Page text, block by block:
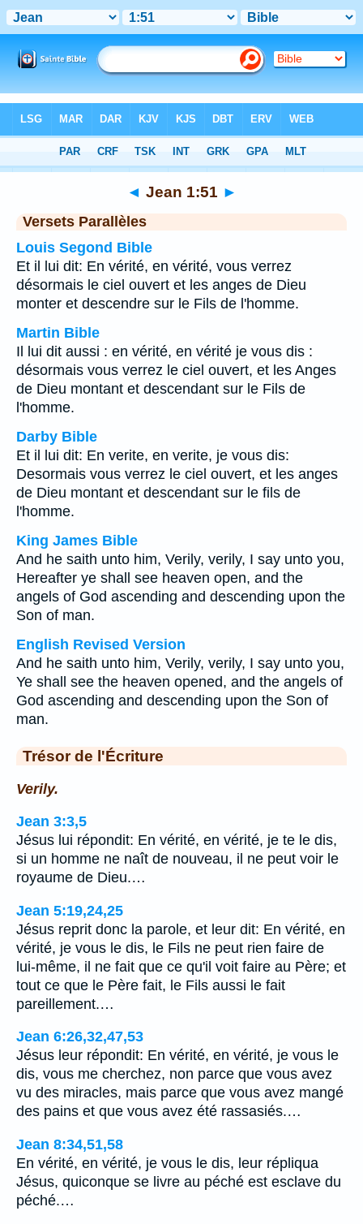
Chapitre 1> Verset 51
◄ Jean 1:51 ►
Versets Parallèles
Louis Segond Bible
Et il lui dit: En vérité, en vérité, vous verrez
désormais le ciel ouvert et les anges de Dieu
monter et descendre sur le Fils de l'homme.
Martin Bible
Il lui dit aussi : en vérité, en vérité je vous dis :
désormais vous verrez le ciel ouvert, et les Anges
de Dieu montant et descendant sur le Fils de
l'homme.
Darby Bible
Et il lui dit: En verite, en verite, je vous dis:
Desormais vous verrez le ciel ouvert, et les anges
de Dieu montant et descendant sur le fils de
l'homme.
King James Bible
And he saith unto him, Verily, verily, I say unto you,
Hereafter ye shall see heaven open, and the
angels of God ascending and descending upon the
Son of man.
English Revised Version
And he saith unto him, Verily, verily, I say unto you,
Ye shall see the heaven opened, and the angels of
God ascending and descending upon the Son of
man.
Trésor de l'Écriture
Verily.
Jean 3:3,5
Jésus lui répondit: En vérité, en vérité, je te le dis,
si un homme ne naît de nouveau, il ne peut voir le
royaume de Dieu.…
Jean 5:19,24,25
Jésus reprit donc la parole, et leur dit: En vérité, en
vérité, je vous le dis, le Fils ne peut rien faire de
lui-même, il ne fait que ce qu'il voit faire au Père; et
tout ce que le Père fait, le Fils aussi le fait
pareillement.…
Jean 6:26,32,47,53
Jésus leur répondit: En vérité, en vérité, je vous le
dis, vous me cherchez, non parce que vous avez
vu des miracles, mais parce que vous avez mangé
des pains et que vous avez été rassasiés.…
Jean 8:34,51,58
En vérité, en vérité, je vous le dis, leur répliqua
Jésus, quiconque se livre au péché est esclave du
péché.…